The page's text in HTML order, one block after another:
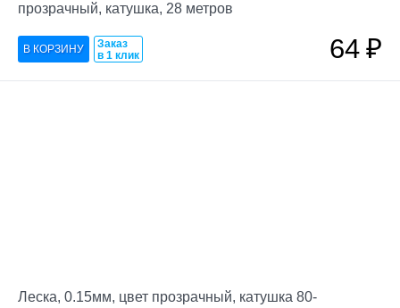
прозрачный, катушка, 28 метров
Заказ
в 1 клик
64₽
Леска, 0.15мм, цвет прозрачный, катушка 80-